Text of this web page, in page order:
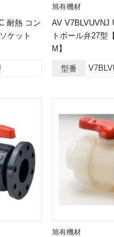
耐熱 コン
ケット
旭有機材
AV V7BLVUVNJ
トボール弁27型
M】
型番
旭有機材